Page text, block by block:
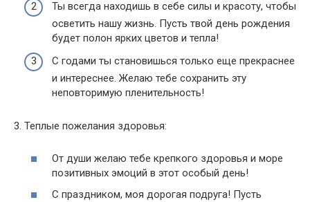
Ты всегда находишь в себе силы и красоту, чтобы
осветить нашу жизнь. Пусть твой день рождения
будет полон ярких цветов и тепла!
С годами ты становишься только еще прекраснее
и интереснее. Желаю тебе сохранить эту
неповторимую пленительность!
3. Теплые пожелания здоровья:
От души желаю тебе крепкого здоровья и море
позитивных эмоций в этот особый день!
С праздником, моя дорогая подруга! Пусть